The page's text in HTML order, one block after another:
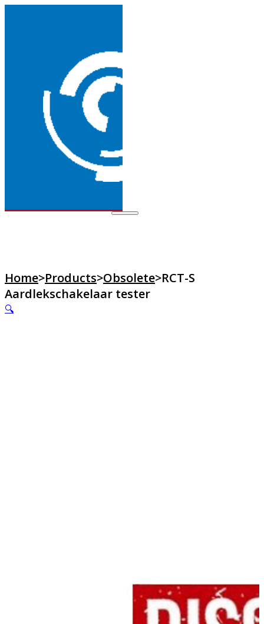
Home>Products>Obsolete>RCT-S
Aardlekschakelaar tester
🔍